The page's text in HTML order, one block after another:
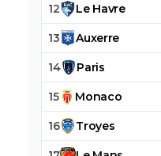
12 Le Havre
13 Auxerre
14 Paris
15 Monaco
16 Troyes